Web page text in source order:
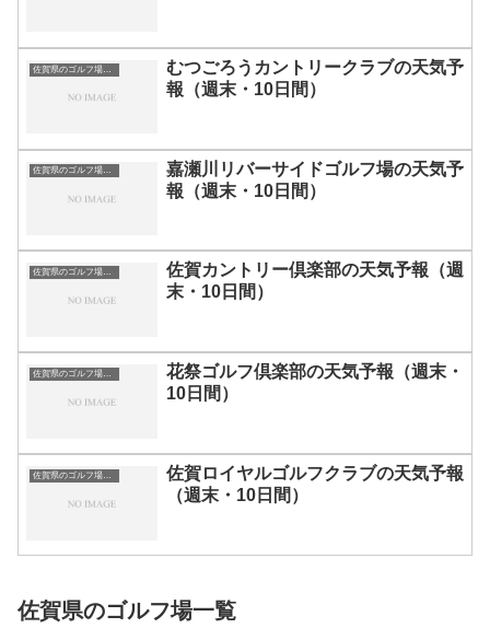
佐賀県のゴルフ場一覧｜距離が長い・広いゴルフ場ランキング
むつごろうカントリークラブの天気予
報（週末・10日間）
佐賀県のゴルフ場一覧｜距離が長い・広いゴルフ場ランキング
嘉瀬川リバーサイドゴルフ場の天気予
報（週末・10日間）
佐賀県のゴルフ場一覧｜距離が長い・広いゴルフ場ランキング
佐賀カントリー倶楽部の天気予報（週
末・10日間）
佐賀県のゴルフ場一覧｜距離が長い・広いゴルフ場ランキング
花祭ゴルフ倶楽部の天気予報（週末・
10日間）
佐賀県のゴルフ場一覧｜距離が長い・広いゴルフ場ランキング
佐賀ロイヤルゴルフクラブの天気予報
（週末・10日間）
佐賀県のゴルフ場一覧